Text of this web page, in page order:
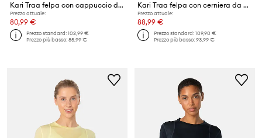
Kari Traa felpa con cappuccio da donna Anelie
Prezzo attuale:
80,99 €
Prezzo standard:102,99 €
Prezzo più basso:85,99 €
Kari Traa felpa con cerniera da donna Emma
Prezzo attuale:
88,99 €
Prezzo standard:109,90 €
Prezzo più basso:93,99 €